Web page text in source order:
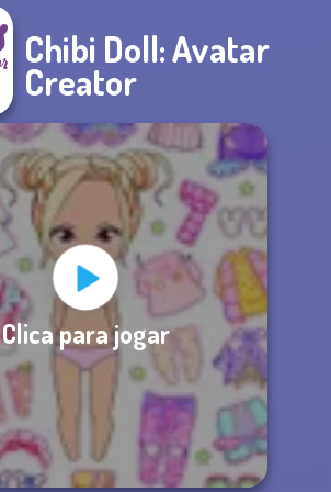
Chibi Doll: Avatar
Creator
Clica para jogar